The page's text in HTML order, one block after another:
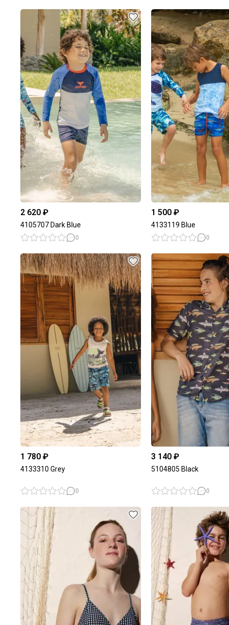
2 620 ₽
4105707 Dark Blue
0
1 500 ₽
4133119 Blue
0
1 780 ₽
4133310 Grey
0
3 140 ₽
5104805 Black
0